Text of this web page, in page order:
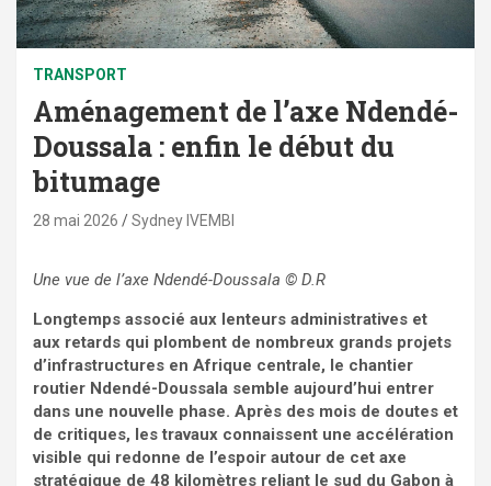
TRANSPORT
Aménagement de l’axe Ndendé-
Doussala : enfin le début du
bitumage
28 mai 2026 Sydney IVEMBI
Une vue de l’axe Ndendé-Doussala © D.R
Longtemps associé aux lenteurs administratives et
aux retards qui plombent de nombreux grands projets
d’infrastructures en Afrique centrale, le chantier
routier Ndendé-Doussala semble aujourd’hui entrer
dans une nouvelle phase. Après des mois de doutes et
de critiques, les travaux connaissent une accélération
visible qui redonne de l’espoir autour de cet axe
stratégique de 48 kilomètres reliant le sud du Gabon à